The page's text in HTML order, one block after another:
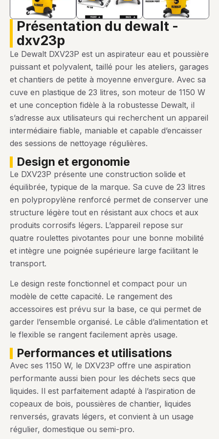
présentation du dewalt -
dxv23p
Le Dewalt DXV23P est un aspirateur eau et poussière
puissant et polyvalent, taillé pour les ateliers, garages
et chantiers de petite à moyenne envergure. Avec sa
cuve en plastique de 23 litres, son moteur de 1150 W
et une conception fidèle à la robustesse Dewalt, il
s’adresse aux utilisateurs qui recherchent un appareil
intermédiaire fiable, maniable et capable d’encaisser
des sessions de nettoyage régulières.
design et ergonomie
Le DXV23P présente une construction solide et
équilibrée, typique de la marque. Sa cuve de 23 litres
en polypropylène renforcé permet de conserver une
structure légère tout en résistant aux chocs et aux
produits corrosifs légers. L’appareil repose sur
quatre roulettes pivotantes pour une bonne mobilité
et intègre une poignée supérieure large facilitant le
transport.
Le design reste fonctionnel et compact pour un
modèle de cette capacité. Le rangement des
accessoires est prévu sur la base, ce qui permet de
garder l’ensemble organisé. Le câble d’alimentation et
le flexible se rangent facilement après usage.
performances et utilisations
Avec ses 1150 W, le DXV23P offre une aspiration
performante aussi bien pour les déchets secs que
liquides. Il est parfaitement adapté à l’aspiration de
copeaux de bois, poussières de chantier, liquides
renversés, gravats légers, et convient à un usage
régulier, domestique ou semi-pro.